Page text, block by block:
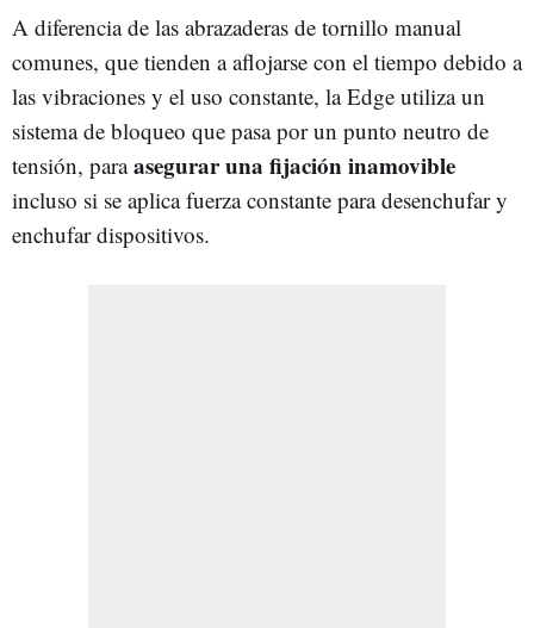
A diferencia de las abrazaderas de tornillo manual
comunes, que tienden a aflojarse con el tiempo debido a
las vibraciones y el uso constante, la Edge utiliza un
sistema de bloqueo que pasa por un punto neutro de
tensión, paraasegurar una fijación inamovible
incluso si se aplica fuerza constante para desenchufar y
enchufar dispositivos.